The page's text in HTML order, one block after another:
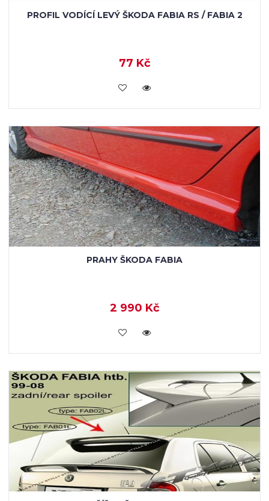
PROFIL VODÍCÍ LEVÝ ŠKODA FABIA RS / FABIA 2
77 Kč
KOUPIT
PRAHY ŠKODA FABIA
2 990 Kč
KOUPIT